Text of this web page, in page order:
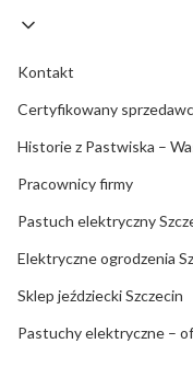
Kontakt
Certyfikowany
Historie z Pastwiska –
Pracownicy firmy
Pastuch elektryczny
Elektryczne ogrodzenia
Sklep jeździecki Szczecin
Pastuchy elektryczne –